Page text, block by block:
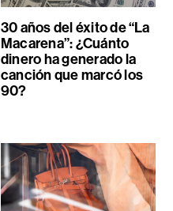
30 años del éxito de “La
Macarena”: ¿Cuánto
dinero ha generado la
canción que marcó los
90?